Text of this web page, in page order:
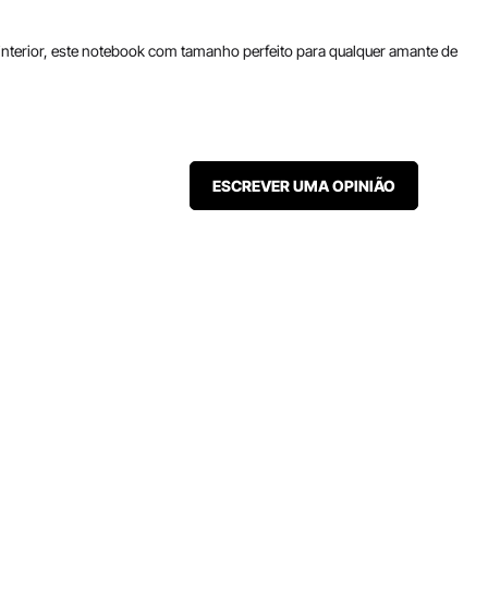
este notebook com tamanho perfeito para qualquer amante de
ESCREVER UMA OPINIÃO